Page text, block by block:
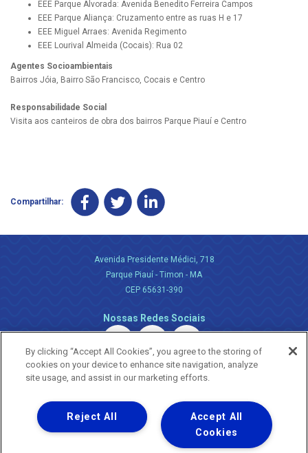
EEE Parque Alvorada: Avenida Benedito Ferreira Campos
EEE Parque Aliança: Cruzamento entre as ruas H e 17
EEE Miguel Arraes: Avenida Regimento
EEE Lourival Almeida (Cocais): Rua 02
Agentes Socioambientais
Bairros Jóia, Bairro São Francisco, Cocais e Centro
Responsabilidade Social
Visita aos canteiros de obra dos bairros Parque Piauí e Centro
Compartilhar:
Avenida Presidente Médici, 718
Parque Piauí - Timon - MA
CEP 65631-390
Nossas Redes Sociais
Uma empresa
Copyright ® 2026 - Todos os Direitos Reservados.
Nossa natureza movimenta a vida
By clicking “Accept All Cookies”, you agree to the storing of
cookies on your device to enhance site navigation, analyze
site usage, and assist in our marketing efforts.
Accept All
Cookies
Reject All